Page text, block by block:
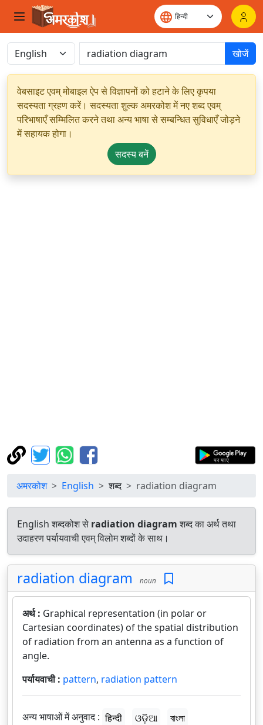
खोजें
वेबसाइट एवम् मोबाइल ऐप से विज्ञापनों को हटाने के लिए कृपया
सदस्यता ग्रहण करें। सदस्यता शुल्क अमरकोश में नए शब्द एवम्
परिभाषाएँ सम्मिलित करने तथा अन्य भाषा से सम्बन्धित सुविधाएँ जोड़ने
में सहायक होगा।
सदस्य बनें
अमरकोश English शब्द radiation diagram
English शब्दकोश से radiation diagramशब्द का अर्थ तथा
उदाहरण पर्यायवाची एवम् विलोम शब्दों के साथ।
radiation diagram noun
अर्थ : Graphical representation (in polar or
Cartesian coordinates) of the spatial distribution
of radiation from an antenna as a function of
angle.
पर्यायवाची : pattern, radiation pattern
अन्य भाषाओं में अनुवाद : हिन्दी ଓଡ଼ିଆ বাংলা